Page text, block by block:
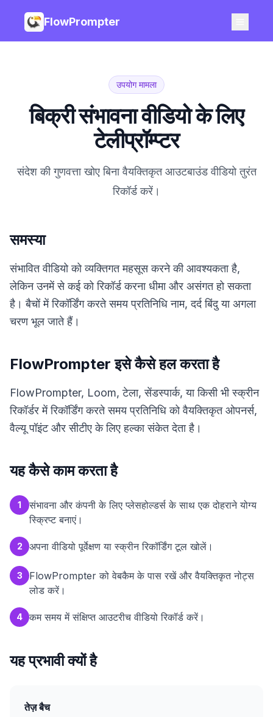
FlowPrompter
उपयोग मामला
बिक्री संभावना वीडियो के लिए
टेलीप्रॉम्प्टर
संदेश की गुणवत्ता खोए बिना वैयक्तिकृत आउटबाउंड वीडियो तुरंत
रिकॉर्ड करें।
समस्या
संभावित वीडियो को व्यक्तिगत महसूस करने की आवश्यकता है,
लेकिन उनमें से कई को रिकॉर्ड करना धीमा और असंगत हो सकता
है। बैचों में रिकॉर्डिंग करते समय प्रतिनिधि नाम, दर्द बिंदु या अगला
चरण भूल जाते हैं।
FlowPrompter इसे कैसे हल करता है
FlowPrompter, Loom, टेला, सेंडस्पार्क, या किसी भी स्क्रीन
रिकॉर्डर में रिकॉर्डिंग करते समय प्रतिनिधि को वैयक्तिकृत ओपनर्स,
वैल्यू पॉइंट और सीटीए के लिए हल्का संकेत देता है।
यह कैसे काम करता है
1
संभावना और कंपनी के लिए प्लेसहोल्डर्स के साथ एक दोहराने योग्य
स्क्रिप्ट बनाएं।
2 अपना वीडियो पूर्वेक्षण या स्क्रीन रिकॉर्डिंग टूल खोलें।
3
FlowPrompter को वेबकैम के पास रखें और वैयक्तिकृत नोट्स
लोड करें।
4 कम समय में संक्षिप्त आउटरीच वीडियो रिकॉर्ड करें।
यह प्रभावी क्यों है
तेज़ बैच